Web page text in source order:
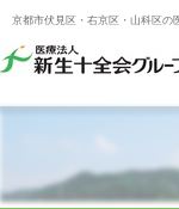
京都市伏見区・右京区・山科区の